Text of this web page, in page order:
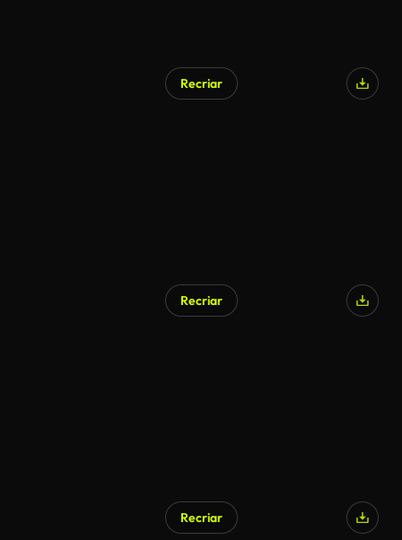
Recriar
Recriar
Recriar